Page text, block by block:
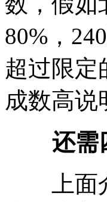
80%，
超过限定
成数高说
还需
上面介